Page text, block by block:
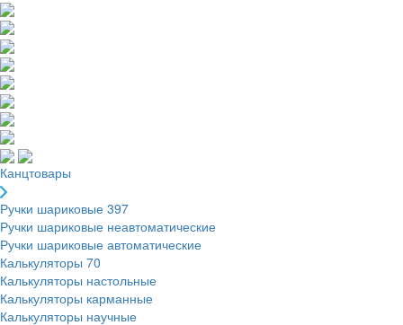
Канцтовары
Ручки шариковые 397
Ручки шариковые неавтоматические
Ручки шариковые автоматические
Калькуляторы 70
Калькуляторы настольные
Калькуляторы карманные
Калькуляторы научные